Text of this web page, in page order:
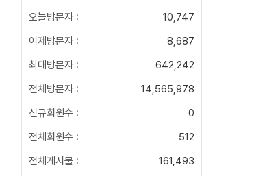
오늘방문자 :
10,747
어제방문자 :
8,687
최대방문자 :
642,242
전체방문자 :
14,565,978
신규회원수 :
0
전체회원수 :
512
전체게시물 :
161,493